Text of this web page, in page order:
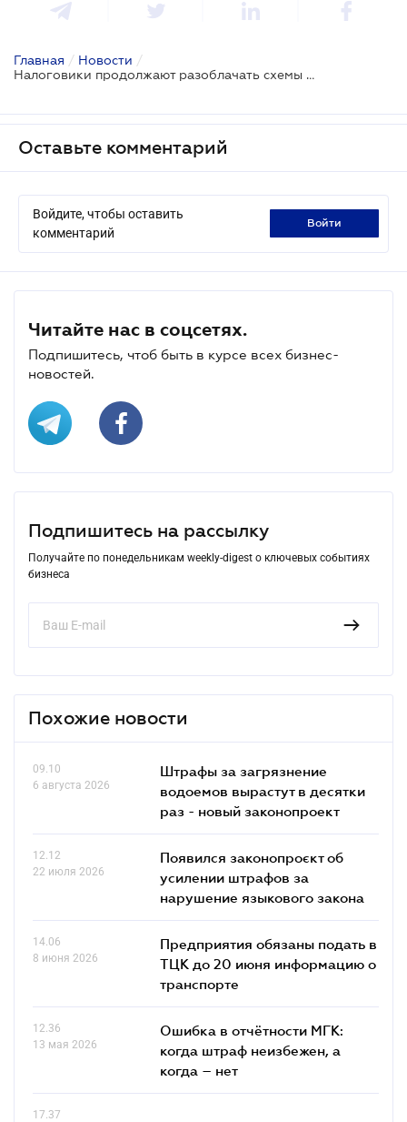
Главная / Новости /
Налоговики продолжают разоблачать схемы минимизации налоговых обязательств
Оставьте комментарий
Войдите, чтобы оставить
комментарий
войти
Читайте нас в соцсетях.
Подпишитесь, чтоб быть в курсе всех бизнес-
новостей.
Подпишитесь на рассылку
Получайте по понедельникам weekly-digest о ключевых событиях
бизнеса
Похожие новости
09.10
6 августа 2026
Штрафы за загрязнение
водоемов вырастут в десятки
раз - новый законопроект
12.12
22 июля 2026
Появился законопроєкт об
усилении штрафов за
нарушение языкового закона
14.06
8 июня 2026
Предприятия обязаны подать в
ТЦК до 20 июня информацию о
транспорте
12.36
13 мая 2026
Ошибка в отчётности МГК:
когда штраф неизбежен, а
когда – нет
17.37